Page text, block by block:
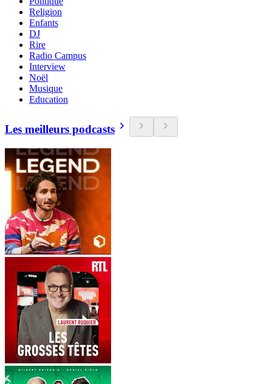
Religion
Enfants
DJ
Rire
Radio Campus
Interview
Noël
Musique
Education
Les meilleurs podcasts